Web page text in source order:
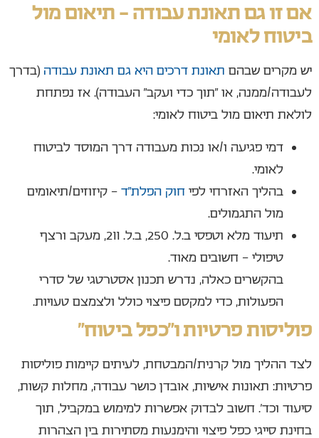
אם זו גם תאונת עבודה – תיאום מול
ביטוח לאומי
יש מקרים שבהם תאונת דרכים היא גם תאונת עבודה (בדרך
לעבודה/ממנה, או “תוך כדי ועקב” העבודה). אז נפתחת
לולאת תיאום מול ביטוח לאומי:
דמי פגיעה ו/או נכות מעבודה דרך המוסד לביטוח
לאומי.
בהליך האזרחי לפי חוק הפלת״ד – קיזוזים/תיאומים
מול התגמולים.
תיעוד מלא וטפסי ב.ל. 250, ב.ל. 211, מעקב ורצף
טיפולי – חשובים מאוד.
בהקשרים כאלה, נדרש תכנון אסטרטגי של סדרי
הפעולות, כדי למקסם פיצוי כולל ולצמצם טעויות.
פוליסות פרטיות ו“כפל ביטוח”
לצד ההליך מול קרנית/המבטחת, לעיתים קיימות פוליסות
פרטיות: תאונות אישיות, אובדן כושר עבודה, מחלות קשות,
סיעוד וכד׳. חשוב לבדוק אפשרות למימוש במקביל, תוך
בחינת סייגי כפל פיצוי והימנעות מסתירות בין הצהרות